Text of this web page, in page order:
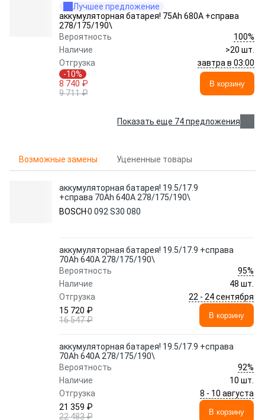
Лучшее предложение
аккумуляторная батарея! 75Ah 680A +справа
278/175/190\
Вероятность
100%
Наличие
>20 шт.
Отгрузка
завтра в 03:00
-10%
8 740 ₽
9 711 ₽
В корзину
Показать еще 74 предложения
Возможные замены Уцененные товары
аккумуляторная батарея! 19.5/17.9
+справа 70Ah 640A 278/175/190\
BOSCH 0 092 S30 080
аккумуляторная батарея! 19.5/17.9 +справа
70Ah 640A 278/175/190\
Вероятность
95%
Наличие
48 шт.
Отгрузка
22 - 24 сентября
15 720 ₽
16 547 ₽
В корзину
аккумуляторная батарея! 19.5/17.9 +справа
70Ah 640A 278/175/190\
Вероятность
92%
Наличие
10 шт.
Отгрузка
8 - 10 августа
21 359 ₽
22 483 ₽
В корзину